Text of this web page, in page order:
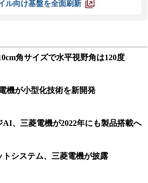
ル向け基盤を全面刷新
角サイズで水平視野角は120度
機が小型化技術を新開発
、三菱電機が2022年にも製品搭載へ
システム、三菱電機が披露